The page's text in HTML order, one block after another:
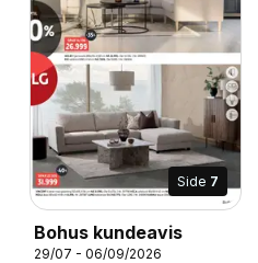
Side 7
Bohus kundeavis
29/07 - 06/09/2026